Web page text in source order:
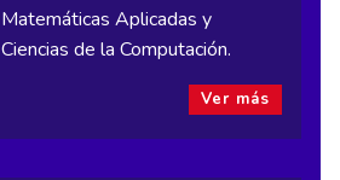
Matemáticas Aplicadas y
Ciencias de la Computación.
Ver más